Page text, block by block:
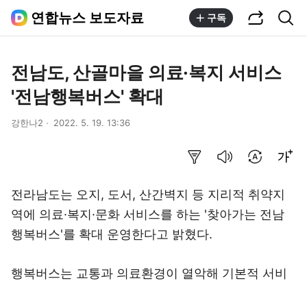
연합뉴스 보도자료 구독
전남도, 산골마을 의료·복지 서비스
'전남행복버스' 확대
강한나2 2022. 5. 19. 13:36
전라남도는 오지, 도서, 산간벽지 등 지리적 취약지
역에 의료·복지·문화 서비스를 하는 '찾아가는 전남
행복버스'를 확대 운영한다고 밝혔다.
행복버스는 교통과 의료환경이 열악해 기본적 서비